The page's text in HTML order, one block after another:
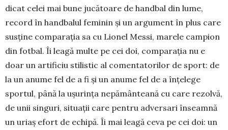
dicat celei mai bune ju­că­toa­re de hand­bal din lume,
record în hand­balul femi­nin și un argument în plus care
susține comparația sa cu Lionel Messi, marele campion
din fotbal. Îi lea­gă multe pe cei doi, comparația nu e
doar un artificiu stilistic al comentatorilor de sport: de
la un anume fel de a fi și un anu­me fel de a înțelege
sportul, până la ușurința ne­pă­mânteană cu care rezolvă,
de unii sin­guri, situații care pentru adversari în­seam­nă
un uriaș efort de echipă. Îi mai leagă ceva pe cei doi: un